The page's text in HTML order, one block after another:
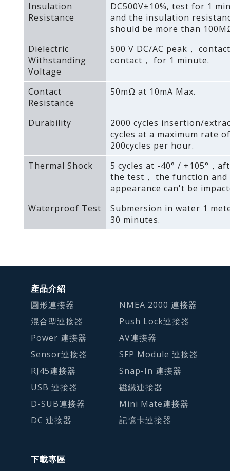
Insulation
Resistance
DC500V±10%‚ test for 1
and the insulation
should be more than
Dielectric
Withstanding
Voltage
500 V DC/AC peak，
contact， for 1 minute.
Contact
Resistance
50mΩ at 10mA Max.
Durability
2000 cycles insertion/
cycles at a maximum rate of
200cycles per hour.
Thermal Shock
5 cycles at -40° / +105°，
the test， the function and
appearance can't be
Waterproof Test
Submersion in water 1
30 minutes.
產品介紹
圓形連接器
混合型連接器
Power 連接器
Sensor連接器
RJ45連接器
USB 連接器
D-SUB連接器
DC 連接器
NMEA 2000 連接器
Push Lock連接器
AV連接器
SFP Module 連接器
Snap-In 連接器
磁鐵連接器
Mini Mate連接器
記憶卡連接器
下載專區